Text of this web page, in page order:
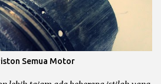
Semua Motor